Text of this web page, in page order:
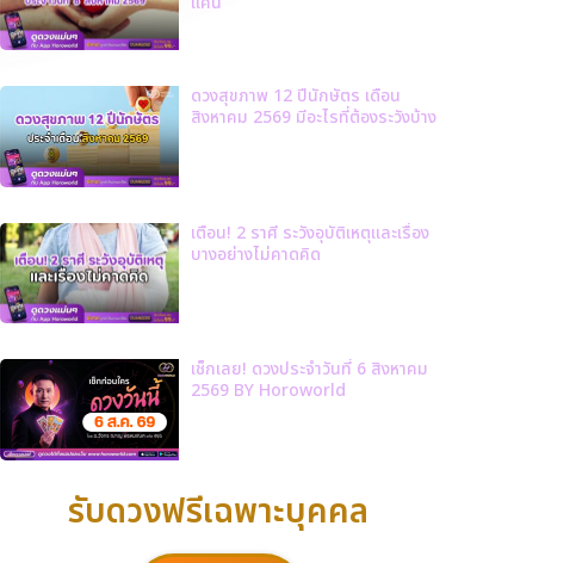
ดวงสุขภาพ 12 ปีนักษัตร เดือน
สิงหาคม 2569 มีอะไรที่ต้องระวังบ้าง
เตือน! 2 ราศี ระวังอุบัติเหตุและเรื่อง
บางอย่างไม่คาดคิด
เช็กเลย! ดวงประจำวันที่ 6 สิงหาคม
2569 BY Horoworld
รับดวงฟรีเฉพาะบุคคล